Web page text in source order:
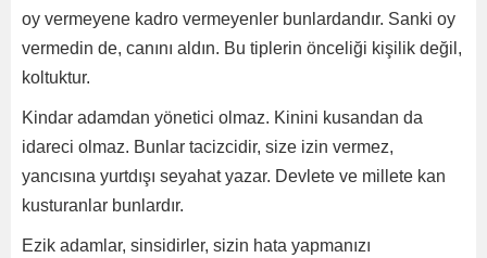
oy vermeyene kadro vermeyenler bunlardandır. Sanki oy
vermedin de, canını aldın. Bu tiplerin önceliği kişilik değil,
koltuktur.
Kindar adamdan yönetici olmaz. Kinini kusandan da
idareci olmaz. Bunlar tacizcidir, size izin vermez,
yancısına yurtdışı seyahat yazar. Devlete ve millete kan
kusturanlar bunlardır.
Ezik adamlar, sinsidirler, sizin hata yapmanızı